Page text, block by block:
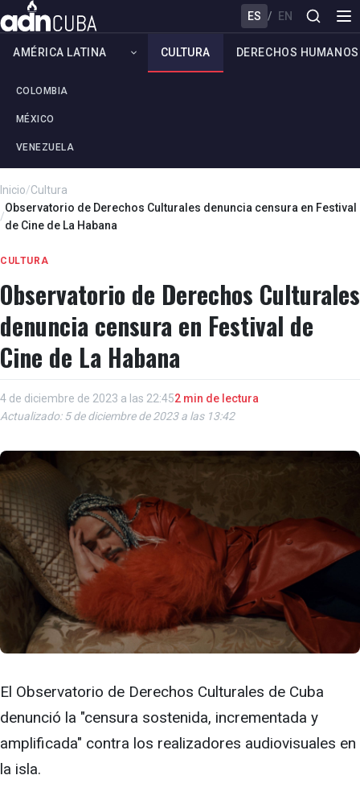
ES / EN
AMÉRICA LATINA
COLOMBIA
MÉXICO
VENEZUELA
CULTURA DERECHOS HUMANOS
Inicio/Cultura
/
Observatorio de Derechos Culturales denuncia censura en Festival
de Cine de La Habana
CULTURA
Observatorio de Derechos Culturales
denuncia censura en Festival de
Cine de La Habana
4 de diciembre de 2023 a las 22:452 min de lectura
Actualizado: 5 de diciembre de 2023 a las 13:42
El Observatorio de Derechos Culturales de Cuba
denunció la "censura sostenida, incrementada y
amplificada" contra los realizadores audiovisuales en
la isla.